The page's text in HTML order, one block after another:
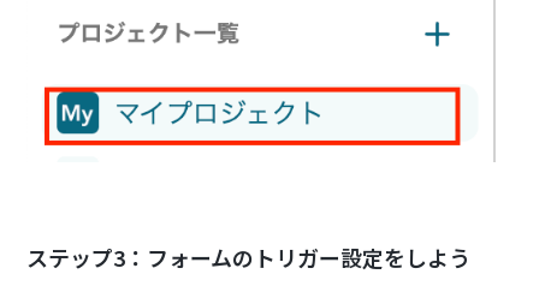
ステップ3：フォームのトリガー設定をしよう